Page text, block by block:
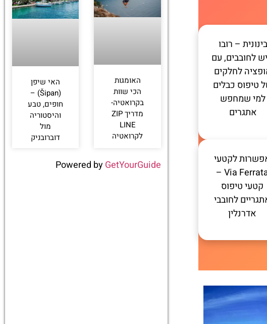
בינונית – רובו
לחובבים, עם
לחלקים
טיפוס כבלים
למי שמחפש
אתגרים
לקטעי
Via Ferrata –
קטעי טיפוס
לחובבי
אדרנלין
האומגות
הכי שוות
בקרואטיה-
מדריך ZIP
LINE
לקרואטיה
האי שיפן
(Šipan) –
חופים, טבע
והיסטוריה
מול
דוברובניק
Powered byGetYourGuide